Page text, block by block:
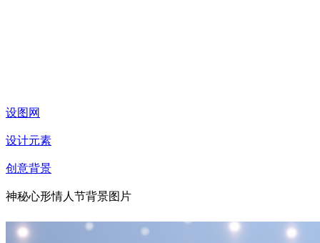
设图网
设计元素
创意背景
神秘心形情人节背景图片